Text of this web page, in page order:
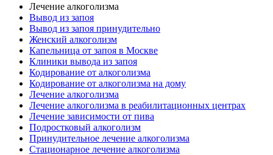
Лечение алкоголизма
Вывод из запоя
Вывод из запоя принудительно
Женский алкоголизм
Капельница от запоя в Москве
Клиники вывода из запоя
Кодирование от алкоголизма
Кодирование от алкоголизма на дому
Лечение алкоголизма
Лечение алкоголизма в реабилитационных центрах
Лечение зависимости от пива
Подростковый алкоголизм
Принудительное лечение алкоголизма
Стационарное лечение алкоголизма